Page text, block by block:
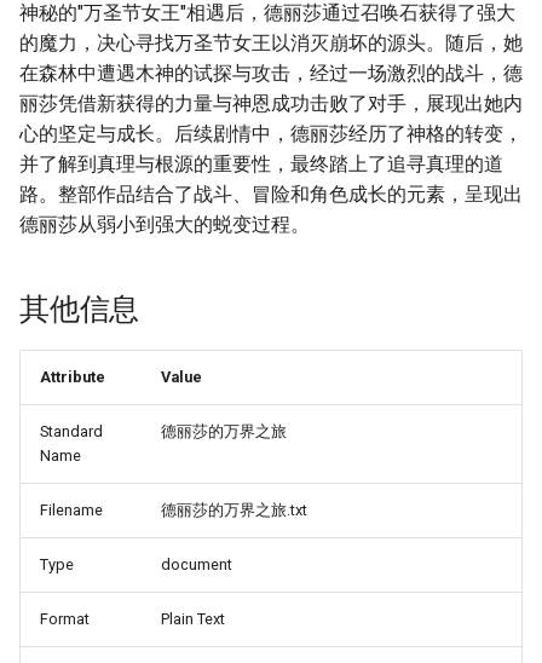
神秘的"万圣节女王"相遇后，德丽莎通过召唤石获得了强大
的魔力，决心寻找万圣节女王以消灭崩坏的源头。随后，她
在森林中遭遇木神的试探与攻击，经过一场激烈的战斗，德
丽莎凭借新获得的力量与神恩成功击败了对手，展现出她内
心的坚定与成长。后续剧情中，德丽莎经历了神格的转变，
并了解到真理与根源的重要性，最终踏上了追寻真理的道
路。整部作品结合了战斗、冒险和角色成长的元素，呈现出
德丽莎从弱小到强大的蜕变过程。
其他信息
Attribute Value
Standard
Name
德丽莎的万界之旅
Filename 德丽莎的万界之旅.txt
Type document
Format Plain Text